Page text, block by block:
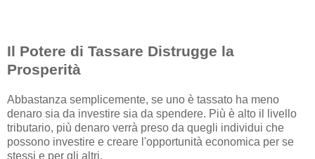
Il Potere di Tassare Distrugge la
Prosperità
Abbastanza semplicemente, se uno è tassato ha meno
denaro sia da investire sia da spendere. Più è alto il livello
tributario, più denaro verrà preso da quegli individui che
possono investire e creare l'opportunità economica per se
stessi e per gli altri.